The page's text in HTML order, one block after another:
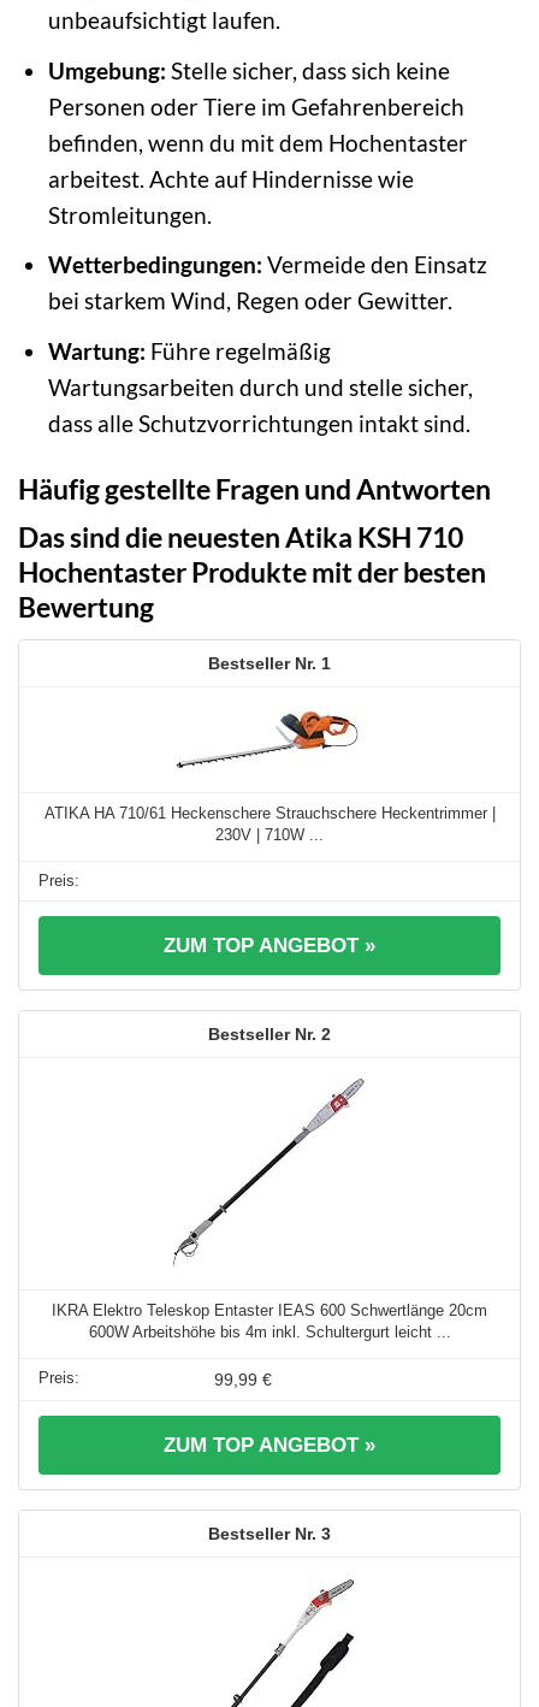
unbeaufsichtigt laufen.
Umgebung: Stelle sicher, dass sich keine
Personen oder Tiere im Gefahrenbereich
befinden, wenn du mit dem Hochentaster
arbeitest. Achte auf Hindernisse wie
Stromleitungen.
Wetterbedingungen: Vermeide den Einsatz
bei starkem Wind, Regen oder Gewitter.
Wartung: Führe regelmäßig
Wartungsarbeiten durch und stelle sicher,
dass alle Schutzvorrichtungen intakt sind.
Häufig gestellte Fragen und Antworten
Das sind die neuesten Atika KSH 710
Hochentaster Produkte mit der besten
Bewertung
1
ATIKA HA 710/61 Heckenschere Strauchschere Heckentrimmer |
230V | 710W ...
ZUM TOP ANGEBOT »
2
IKRA Elektro Teleskop Entaster IEAS 600 Schwertlänge 20cm
600W Arbeitshöhe bis 4m inkl. Schultergurt leicht ...
99,99 €
ZUM TOP ANGEBOT »
3